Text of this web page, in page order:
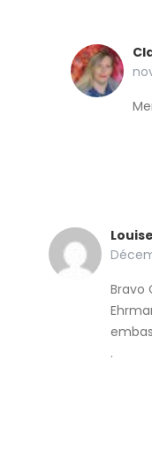
Bravo
.